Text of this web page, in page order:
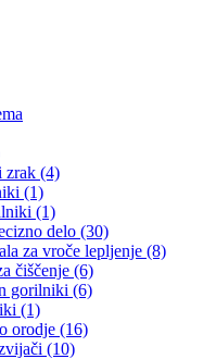
zrak (4)
(1)
(1)
delo (30)
za vroče lepljenje (8)
čiščenje (6)
gorilniki (6)
(1)
orodje (16)
(10)